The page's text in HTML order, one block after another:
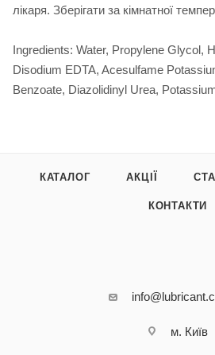
лікаря. Зберігати за кімнатної
Ingredients: Water, Propylene Glycol,
Disodium EDTA, Acesulfame
Benzoate, Diazolidinyl Urea,
КАТАЛОГ АКЦІЇ
КОНТАКТИ
м. Київ